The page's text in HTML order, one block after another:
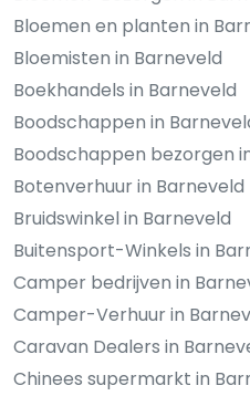
Bloemen en planten in
Bloemisten in Barneveld
Boekhandels in Barneveld
Boodschappen in
Boodschappen bezorgen
Botenverhuur in Barneveld
Bruidswinkel in Barneveld
Buitensport-Winkels in
Camper bedrijven in
Camper-Verhuur in
Caravan Dealers in
Chinees supermarkt in